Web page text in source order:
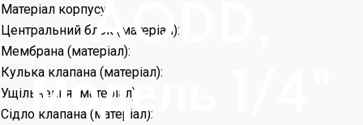
AODD,
Модель 1/4"
Матеріал корпусу:
Центральний блок (матеріал):
Мембрана (матеріал):
Кулька клапана (матеріал):
Ущільнення (матеріал):
Сідло клапана (матеріал):